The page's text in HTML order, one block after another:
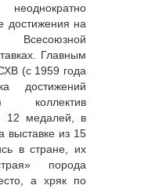
достижения на
Главным
(с 1959 года
достижений
коллектив
12 медалей, в
выставке из 15
в стране, их
порода
а хряк по